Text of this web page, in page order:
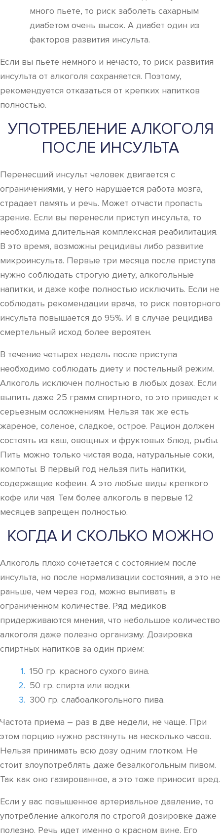
много пьете, то риск заболеть сахарным
диабетом очень высок. А диабет один из
факторов развития инсульта.
Если вы пьете немного и нечасто, то риск развития
инсульта от алкоголя сохраняется. Поэтому,
рекомендуется отказаться от крепких напитков
полностью.
УПОТРЕБЛЕНИЕ АЛКОГОЛЯ
ПОСЛЕ ИНСУЛЬТА
Перенесший инсульт человек двигается с
ограничениями, у него нарушается работа мозга,
страдает память и речь. Может отчасти пропасть
зрение. Если вы перенесли приступ инсульта, то
необходима длительная комплексная реабилитация.
В это время, возможны рецидивы либо развитие
микроинсульта. Первые три месяца после приступа
нужно соблюдать строгую диету, алкогольные
напитки, и даже кофе полностью исключить. Если не
соблюдать рекомендации врача, то риск повторного
инсульта повышается до 95%. И в случае рецидива
смертельный исход более вероятен.
В течение четырех недель после приступа
необходимо соблюдать диету и постельный режим.
Алкоголь исключен полностью в любых дозах. Если
выпить даже 25 грамм спиртного, то это приведет к
серьезным осложнениям. Нельзя так же есть
жареное, соленое, сладкое, острое. Рацион должен
состоять из каш, овощных и фруктовых блюд, рыбы.
Пить можно только чистая вода, натуральные соки,
компоты. В первый год нельзя пить напитки,
содержащие кофеин. А это любые виды крепкого
кофе или чая. Тем более алкоголь в первые 12
месяцев запрещен полностью.
КОГДА И СКОЛЬКО МОЖНО
Алкоголь плохо сочетается с состоянием после
инсульта, но после нормализации состояния, а это не
раньше, чем через год, можно выпивать в
ограниченном количестве. Ряд медиков
придерживаются мнения, что небольшое количество
алкоголя даже полезно организму. Дозировка
спиртных напитков за один прием:
150 гр. красного сухого вина.
50 гр. спирта или водки.
300 гр. слабоалкогольного пива.
Частота приема – раз в две недели, не чаще. При
этом порцию нужно растянуть на несколько часов.
Нельзя принимать всю дозу одним глотком. Не
стоит злоупотреблять даже безалкогольным пивом.
Так как оно газированное, а это тоже приносит вред.
Если у вас повышенное артериальное давление, то
употребление алкоголя по строгой дозировке даже
полезно. Речь идет именно о красном вине. Его